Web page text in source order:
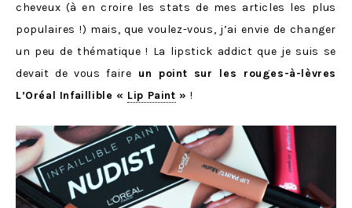
cheveux (à en croire les stats de mes articles les plus
populaires !) mais, que voulez-vous, j’ai envie de changer
un peu de thématique ! La lipstick addict que je suis se
devait de vous faire un point sur les rouges-à-lèvres
L’Oréal Infaillible « Lip Paint »!